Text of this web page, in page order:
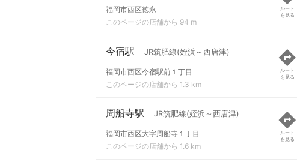
福岡市西区徳永
このページの店舗から 94 m
ルート
を見る
今宿駅 JR筑肥線(姪浜～西唐津)
福岡市西区今宿駅前１丁目
このページの店舗から 1.3 km
ルート
を見る
周船寺駅 JR筑肥線(姪浜～西唐津)
福岡市西区大字周船寺１丁目
このページの店舗から 1.6 km
ルート
を見る